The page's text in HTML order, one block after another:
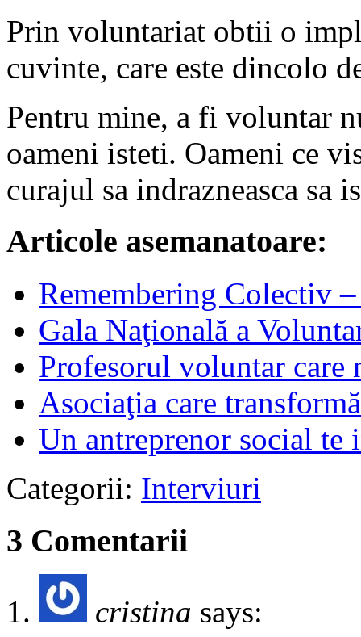
Prin voluntariat obtii o
cuvinte, care este dincolo
Pentru mine, a fi voluntar
oameni isteti. Oameni ce
curajul sa indrazneasca sa
Articole asemanatoare:
Remembering Colectiv
Gala Naţională a
Profesorul voluntar care
Asociaţia care
Un antreprenor social te
Categorii: Interviuri
3 Comentarii
cristina says: